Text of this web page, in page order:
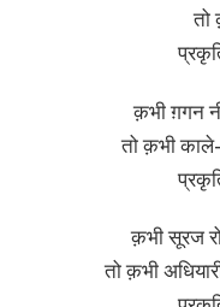
तो
क़भी ग़गन
तो क़भी
क़भी सूरज
तो क़भी